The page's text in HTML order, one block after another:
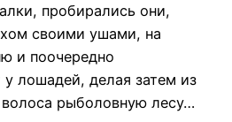
пробирались они,
своими ушами, на
и поочередно
лошадей, делая затем из
волоса рыболовную лесу…